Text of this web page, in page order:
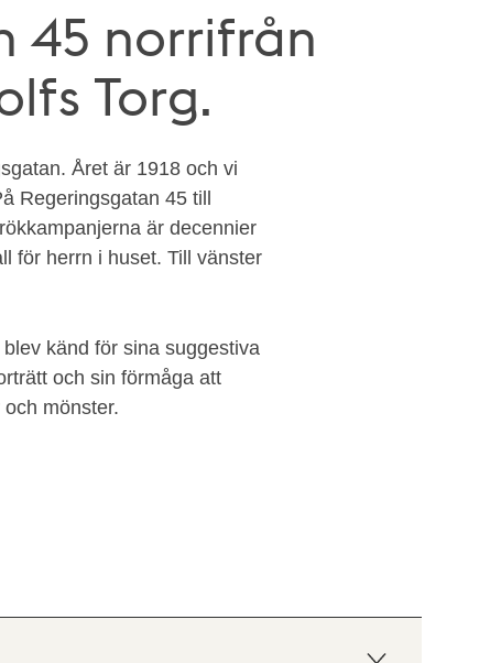
45 norrifrån
Torg.
Året är 1918 och vi
Regeringsgatan 45 till
är decennier
för herrn i huset. Till vänster
känd för sina suggestiva
och sin förmåga att
mönster.